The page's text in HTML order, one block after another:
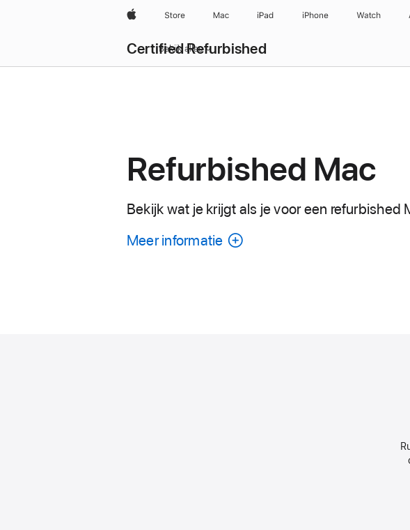
AppleStore Mac iPad iPhone Watch
Certified Refurbished
Bekijk alles
Refurbished Mac
Bekijk wat je krijgt als je voor een refurbished
Meer informatie